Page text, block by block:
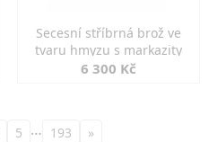
Secesní stříbrná brož ve
tvaru hmyzu s markazity
6 300 Kč
5 … 193 »